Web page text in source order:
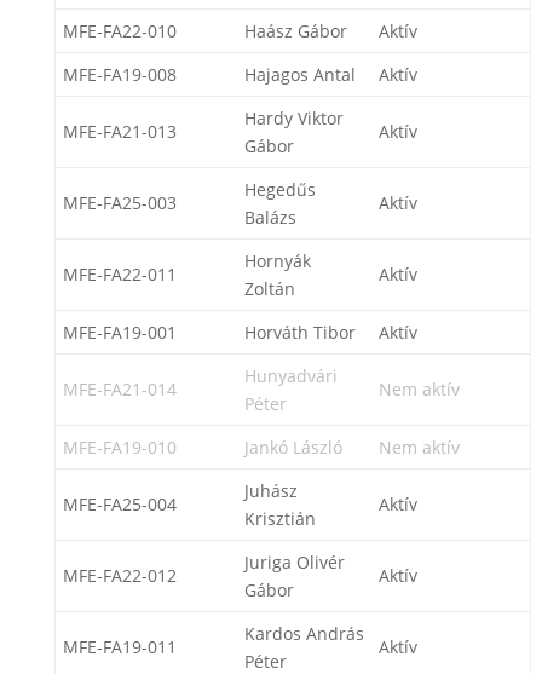
MFE-FA22-010 Haász Gábor
Aktív
MFE-FA19-008
Hajagos Antal Aktív
MFE-FA21-013
Hardy Viktor
Gábor
Aktív
MFE-FA25-003
Hegedűs
Balázs
Aktív
MFE-FA22-011
Hornyák
Zoltán
Aktív
MFE-FA19-001 Horváth Tibor Aktív
MFE-FA21-014
Hunyadvári
Péter
Nem aktív
MFE-FA19-010 Jankó László Nem aktív
MFE-FA25-004
Juhász
Krisztián
Aktív
MFE-FA22-012
Juriga Olivér
Gábor
Aktív
MFE-FA19-011
Kardos András
Péter
Aktív